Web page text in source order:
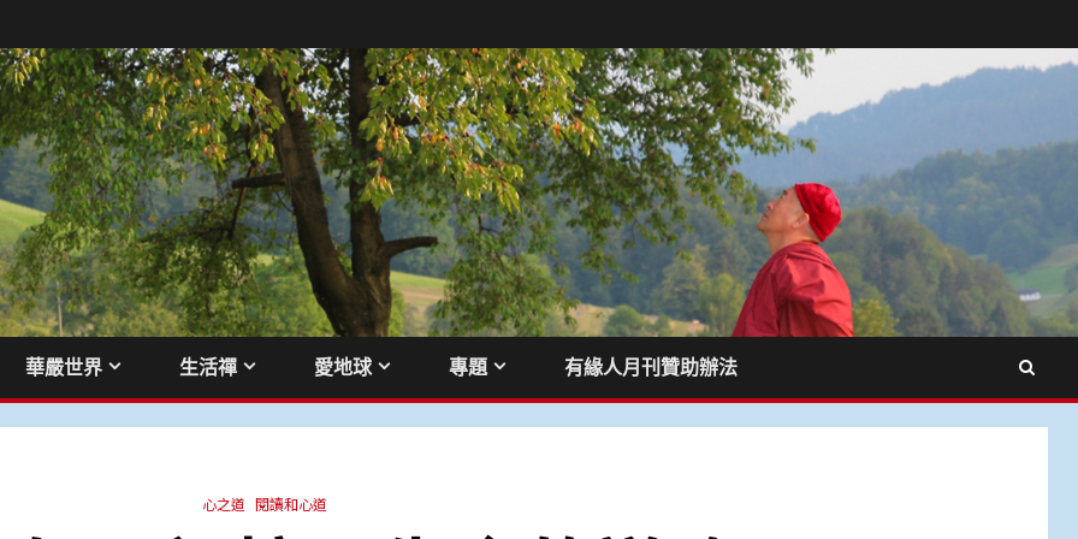
華嚴世界 生活禪 愛地球 專題 有緣人月刊贊助辦法
心之道 閱讀和心道